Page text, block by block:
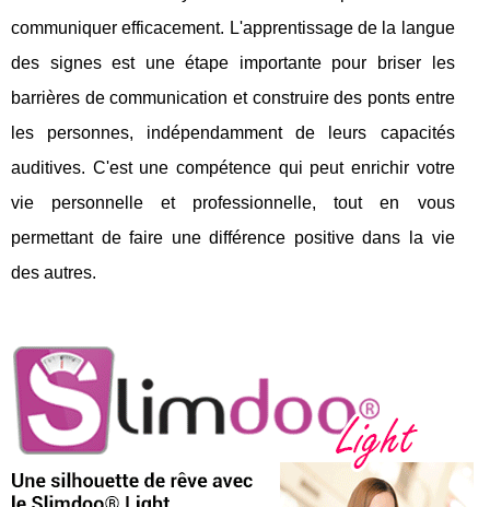
communiquer efficacement. L'apprentissage de la langue
des signes est une étape importante pour briser les
barrières de communication et construire des ponts entre
les personnes, indépendamment de leurs capacités
auditives. C'est une compétence qui peut enrichir votre
vie personnelle et professionnelle, tout en vous
permettant de faire une différence positive dans la vie
des autres.